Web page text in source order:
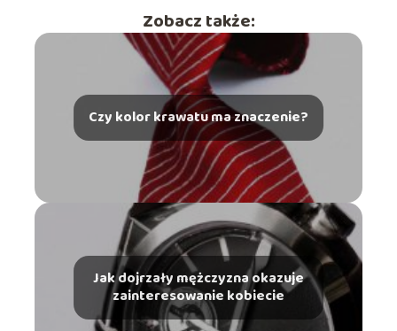
Zobacz także:
Czy kolor krawatu ma znaczenie?
Jak dojrzały mężczyzna okazuje
zainteresowanie kobiecie